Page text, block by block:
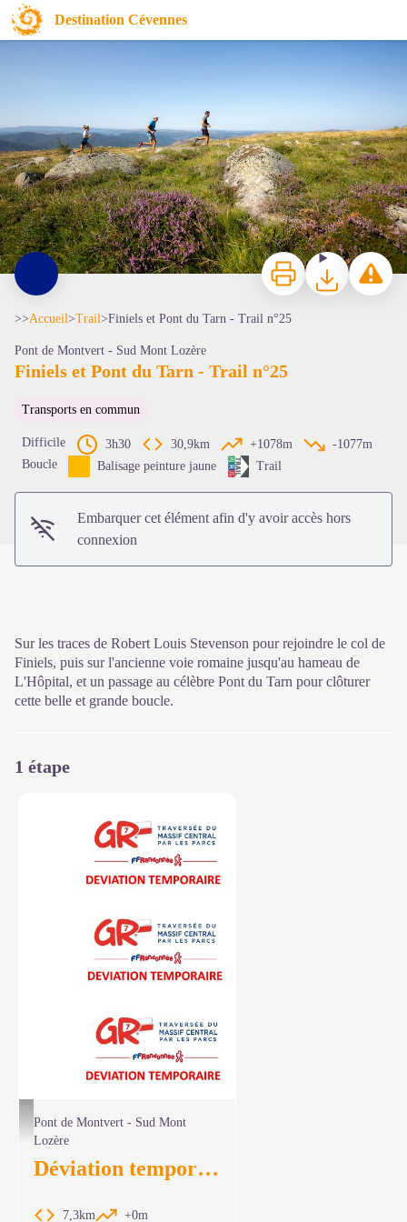
Destination Cévennes
Finiels et Pont du Tarn - Trail n°25
ImprimerTéléchargerSignaler
>>Accueil>Trail>Finiels et Pont du Tarn - Trail n°25
Pont de Montvert - Sud Mont Lozère
Finiels et Pont du Tarn - Trail n°25
Transports en commun
Difficile 3h30 30,9km +1078m
-1077m
Boucle
Balisage peinture jaune Trail
Embarquer cet élément afin d'y avoir accès hors
connexion
Sur les traces de Robert Louis Stevenson pour rejoindre le col de
Finiels, puis sur l'ancienne voie romaine jusqu'au hameau de
L'Hôpital, et un passage au célèbre Pont du Tarn pour clôturer
cette belle et grande boucle.
1 étape
Balisages GR7 déviation temporaire - FFRP 48
Pont de Montvert - Sud Mont
Lozère
Déviation temporaire du GR®7
7,3km +0m